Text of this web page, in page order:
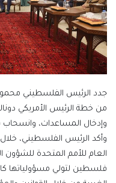
جدد الرئيس الفلسطيني محمود
من خطة الرئيس الأمريكي
وإدخال المساعدات، وانسحاب
وأكد الرئيس الفلسطيني، خلال
العام للأمم المتحدة للشؤون
فلسطين لتولي مسؤولياتها